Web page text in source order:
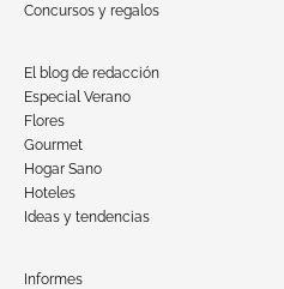
Concursos y regalos
El blog de redacción
Especial Verano
Flores
Gourmet
Hogar Sano
Hoteles
Ideas y tendencias
Informes